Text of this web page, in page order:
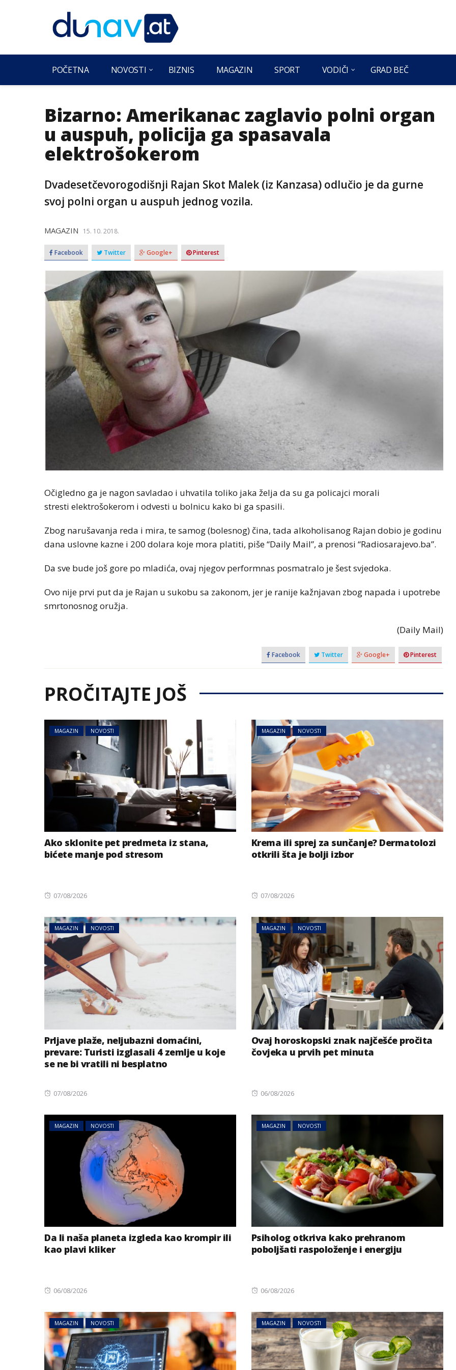
POČETNA NOVOSTI BIZNIS MAGAZIN SPORT VODIČI GRAD BEČ
Bizarno: Amerikanac zaglavio polni organ
u auspuh, policija ga spasavala
elektrošokerom
Dvadesetčevorogodišnji Rajan Skot Malek (iz Kanzasa) odlučio je da gurne
svoj polni organ u auspuh jednog vozila.
MAGAZIN 15. 10. 2018.
Facebook Twitter Google+ Pinterest
Očigledno ga je nagon savladao i uhvatila toliko jaka želja da su ga policajci morali
stresti elektrošokerom i odvesti u bolnicu kako bi ga spasili.
Zbog narušavanja reda i mira, te samog (bolesnog) čina, tada alkoholisanog Rajan dobio je godinu
dana uslovne kazne i 200 dolara koje mora platiti, piše “Daily Mail”, a prenosi “Radiosarajevo.ba”.
Da sve bude još gore po mladića, ovaj njegov performnas posmatralo je šest svjedoka.
Ovo nije prvi put da je Rajan u sukobu sa zakonom, jer je ranije kažnjavan zbog napada i upotrebe
smrtonosnog oružja.
(Daily Mail)
Facebook Twitter Google+ Pinterest
PROČITAJTE JOŠ
MAGAZIN NOVOSTI
Ako sklonite pet predmeta iz stana,
bićete manje pod stresom
Posted
07/08/2026
MAGAZIN NOVOSTI
Krema ili sprej za sunčanje? Dermatolozi
otkrili šta je bolji izbor
Posted
07/08/2026
MAGAZIN NOVOSTI
Prljave plaže, neljubazni domaćini,
prevare: Turisti izglasali 4 zemlje u koje
se ne bi vratili ni besplatno
Posted
07/08/2026
MAGAZIN NOVOSTI
Ovaj horoskopski znak najčešće pročita
čovjeka u prvih pet minuta
Posted
06/08/2026
MAGAZIN NOVOSTI
Da li naša planeta izgleda kao krompir ili
kao plavi kliker
Posted
06/08/2026
MAGAZIN NOVOSTI
Psiholog otkriva kako prehranom
poboljšati raspoloženje i energiju
Posted
06/08/2026
MAGAZIN NOVOSTI MAGAZIN NOVOSTI